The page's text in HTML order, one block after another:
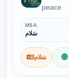
peace
MSA
سَلام
سَلام 🌐